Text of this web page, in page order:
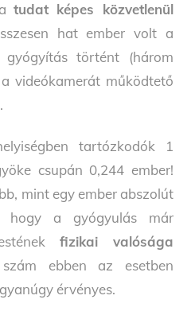
atudat képes közvetlenül
hat ember volt a
gyógyítás történt (három
videókamerát működtető
tartózkodók 1
csupán 0,244 ember!
mint egy ember abszolút
hogy a gyógyulás már
fizikai valósága
ebben az esetben
érvényes.